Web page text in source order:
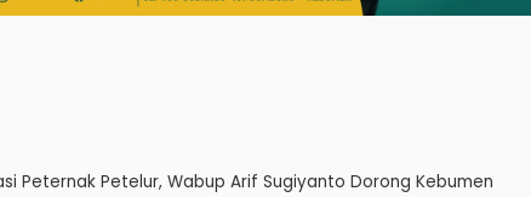
Peternak Petelur, Wabup Arif Sugiyanto Dorong Kebumen